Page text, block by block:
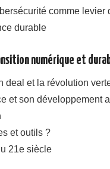
comme levier
durable
numérique et
deal et la révolution
et son développement
et outils ?
21e siècle